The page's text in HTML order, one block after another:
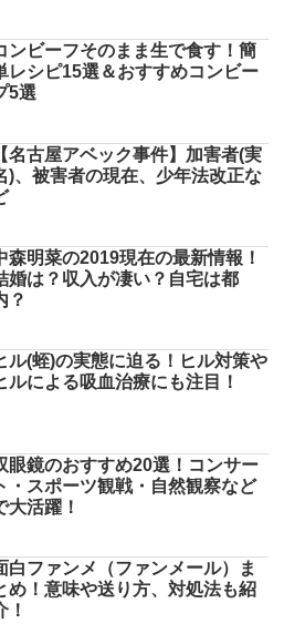
ンビーフそのまま生で食す！簡
レシピ15選＆おすすめコンビー
5選
【名古屋アベック事件】加害者(実
)、被害者の現在、少年法改正な
森明菜の2019現在の最新情報！
婚は？収入が凄い？自宅は都
？
ル(蛭)の実態に迫る！ヒル対策や
ルによる吸血治療にも注目！
眼鏡のおすすめ20選！コンサー
ト・スポーツ観戦・自然観察など
大活躍！
白ファンメ（ファンメール）ま
め！意味や送り方、対処法も紹
！